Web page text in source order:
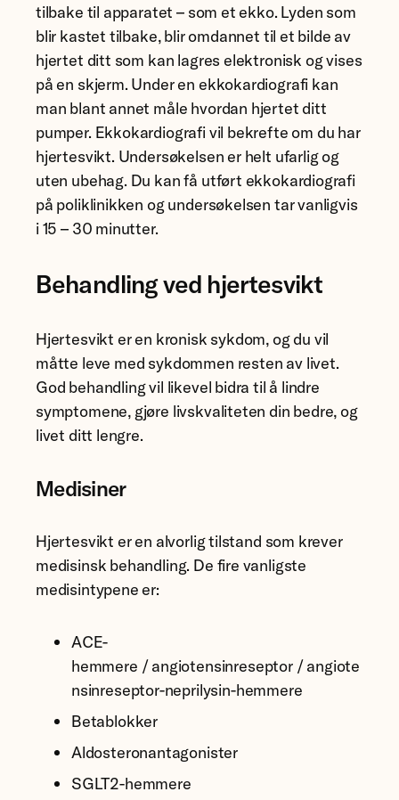
tilbake til apparatet – som et ekko. Lyden som
blir kastet tilbake, blir omdannet til et bilde av
hjertet ditt som kan lagres elektronisk og vises
på en skjerm. Under en ekkokardiografi kan
man blant annet måle hvordan hjertet ditt
pumper. Ekkokardiografi vil bekrefte om du har
hjertesvikt. Undersøkelsen er helt ufarlig og
uten ubehag. Du kan få utført ekkokardiografi
på poliklinikken og undersøkelsen tar vanligvis
i 15 – 30 minutter.
Behandling ved hjertesvikt
Hjertesvikt er en kronisk sykdom, og du vil
måtte leve med sykdommen resten av livet.
God behandling vil likevel bidra til å lindre
symptomene, gjøre livskvaliteten din bedre, og
livet ditt lengre.
Medisiner
Hjertesvikt er en alvorlig tilstand som krever
medisinsk behandling. De fire vanligste
medisintypene er:
ACE-
hemmere / angiotensinreseptor / angiote
nsinreseptor-neprilysin-hemmere
Betablokker
Aldosteronantagonister
SGLT2-hemmere